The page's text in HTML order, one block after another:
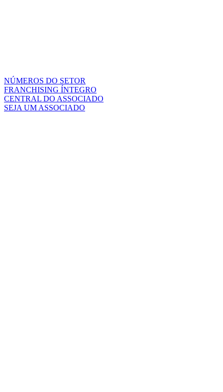
NÚMEROS DO SETOR
FRANCHISING ÍNTEGRO
CENTRAL DO ASSOCIADO
SEJA UM ASSOCIADO